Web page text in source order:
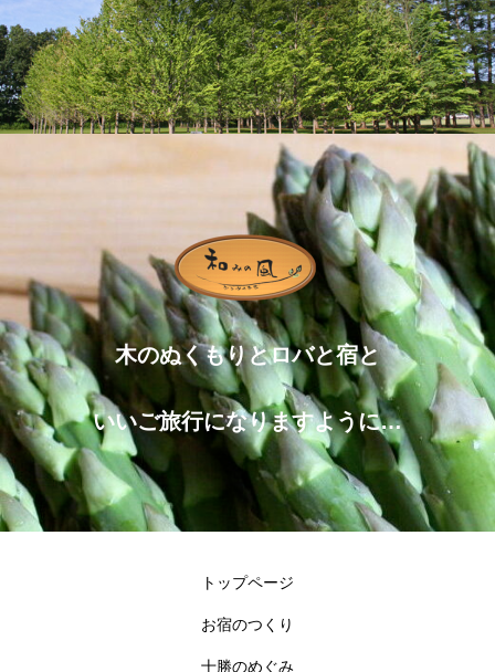
木のぬくもりとロバと宿と
いいご旅行になりますように…
トップページ
お宿のつくり
十勝のめぐみ